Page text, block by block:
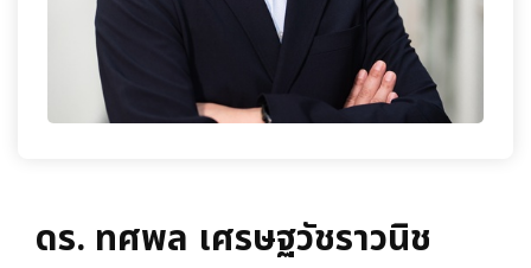
ดร. ทศพล เศรษฐวัชราวนิช